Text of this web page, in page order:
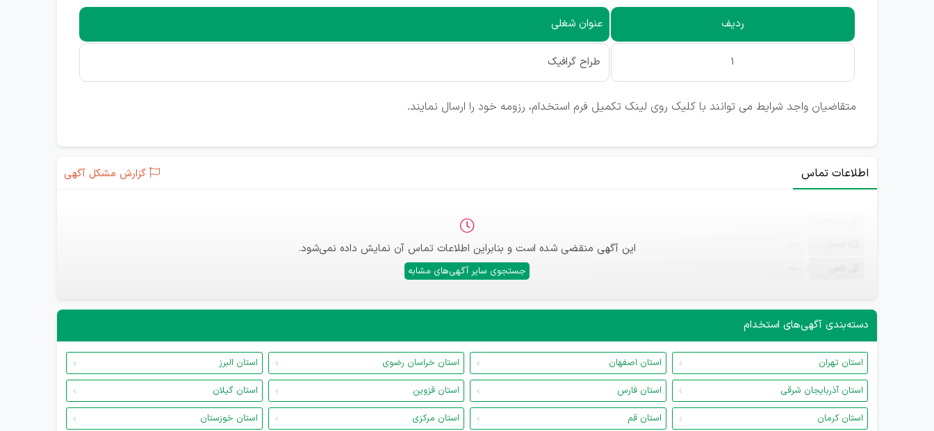
ردیف عنوان شغلی
1 طراح گرافیک
متقاضیان واجد شرایط می توانند با کلیک روی لینک تکمیل فرم استخدام، رزومه خود را ارسال نمایند.
اطلاعات تماس گزارش مشکل آگهی
این آگهی منقضی شده است و بنابراین اطلاعات تماس آن نمایش داده نمی‌شود.
جستجوی سایر آگهی‌های مشابه
دسته‌بندی آگهی‌های استخدام
استان تهران استان اصفهان استان خراسان رضوی
استان البرز
استان آذربایجان شرقی
استان فارس استان قزوین
استان گیلان
استان کرمان
استان قم استان مرکزی
استان خوزستان